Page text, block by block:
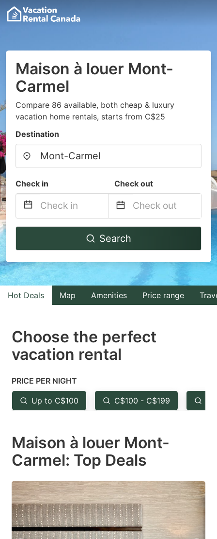
Maison à louer Mont-
Carmel
Compare 86 available, both cheap & luxury
vacation home rentals, starts from C$25
Destination
Check in Check out
Navigate
to
interact
with
the
select
a
Press
the
question
key
to
the
keyboard
shortcuts
for
Navigate
to
interact
with
the
select
the
question
key
to
the
keyboard
shortcuts
for
Search
Hot Deals Map Amenities Price range
Choose the perfect
vacation rental
PRICE PER NIGHT
Up to C$100 C$100 - C$199
Maison à louer Mont-
Carmel: Top Deals